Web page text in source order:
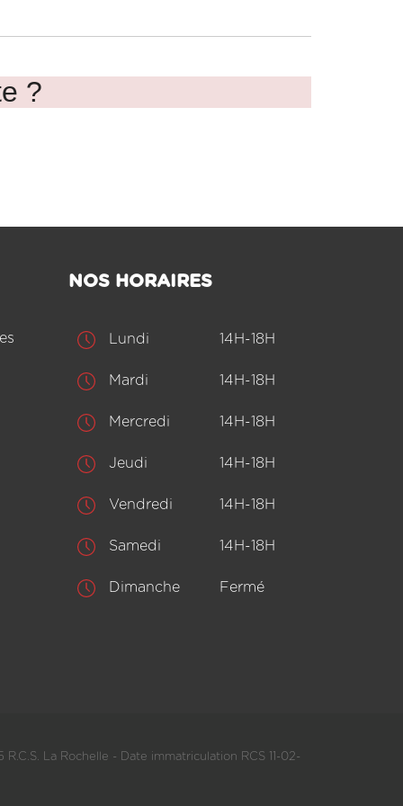
?
NOS HORAIRES
Lundi 14H-18H
Mardi 14H-18H
Mercredi 14H-18H
Jeudi 14H-18H
Vendredi 14H-18H
Samedi 14H-18H
Dimanche Fermé
La Rochelle - Date immatriculation RCS 11-02-